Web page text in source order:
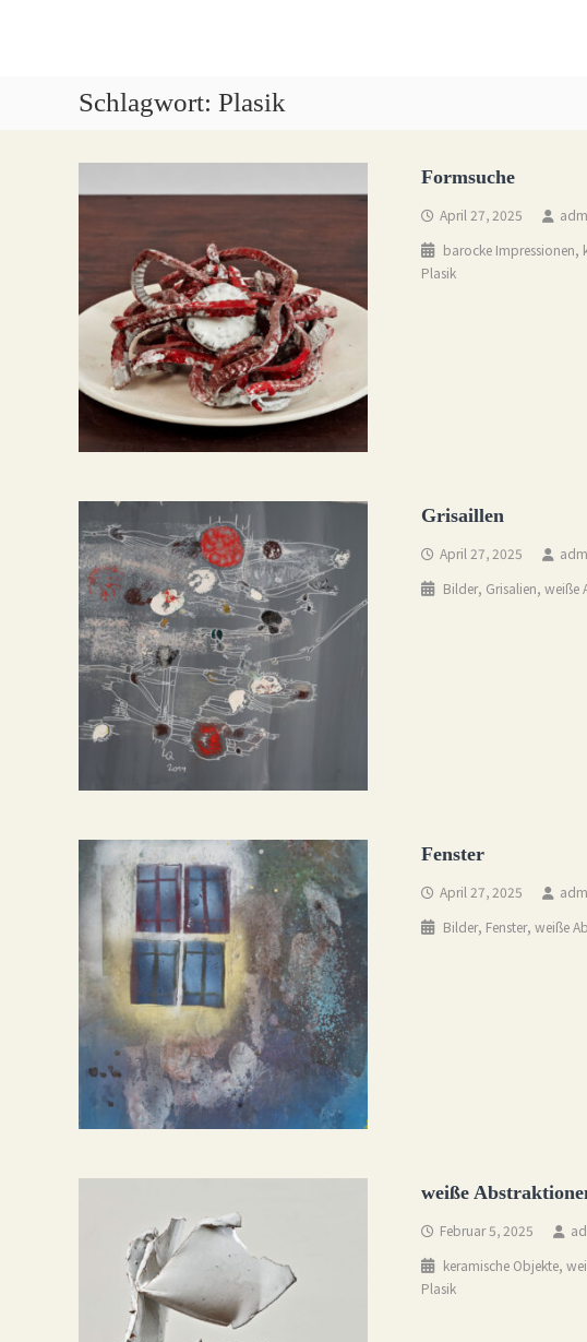
Quaas
Kunst
|
Installationen
Schlagwort: Plasik
Formsuche
April 27, 2025
barocke Impressionen,
Plasik
Grisaillen
April 27, 2025
Bilder, Grisalien,weiße
Fenster
April 27, 2025
Bilder, Fenster,weiße
weiße
Februar 5, 2025
keramische Objekte,
Plasik